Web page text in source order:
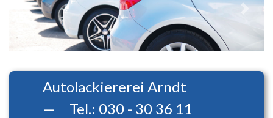
Previous
Autolackiererei Arndt
— Tel.: 030 - 30 36 11